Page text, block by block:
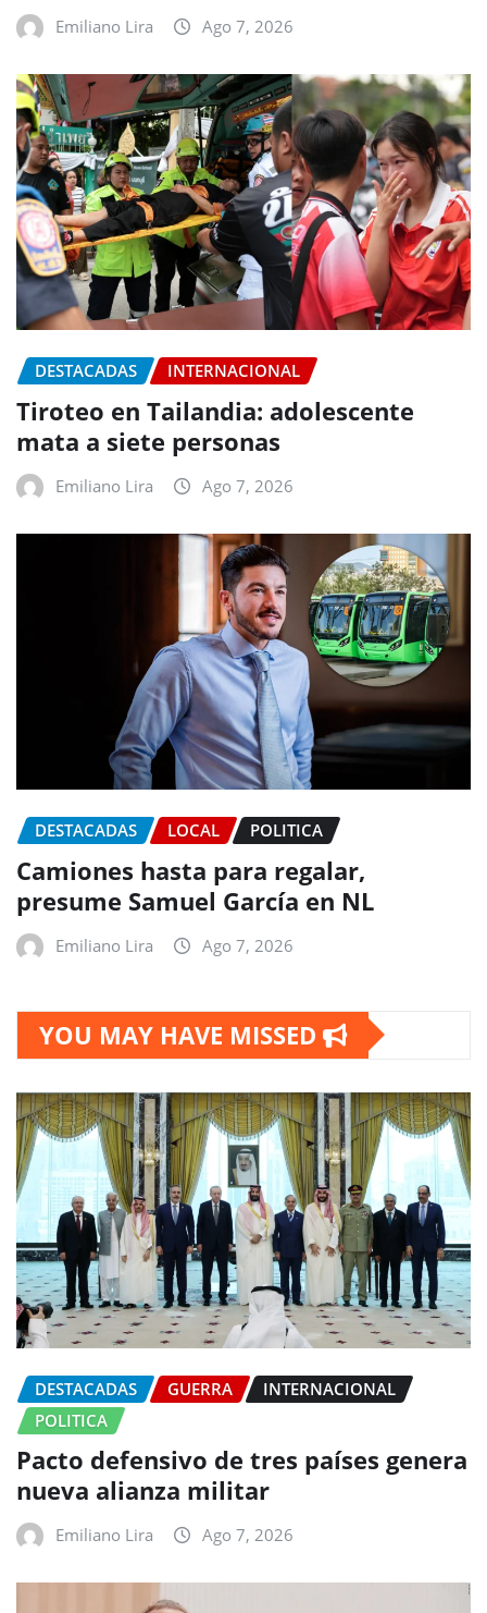
Emiliano Lira Ago 7, 2026
DESTACADAS INTERNACIONAL
Tiroteo en Tailandia: adolescente
mata a siete personas
Emiliano Lira Ago 7, 2026
DESTACADAS LOCAL POLITICA
Camiones hasta para regalar,
presume Samuel García en NL
Emiliano Lira Ago 7, 2026
YOU MAY HAVE MISSED
DESTACADAS GUERRA
INTERNACIONAL
POLITICA
Pacto defensivo de tres países genera
nueva alianza militar
Emiliano Lira Ago 7, 2026